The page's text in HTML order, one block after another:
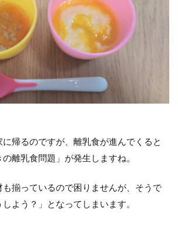
帰るのですが、離乳食が進んでくると
の離乳食問題」が発生しますね。
も揃っているので困りませんが、そうで
よう？」となってしまいます。